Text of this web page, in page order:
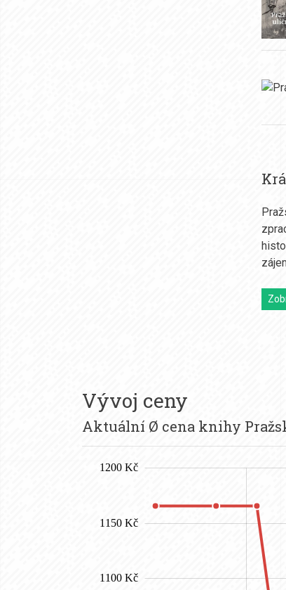
Vývoj ceny
Aktuální Ø cena knihy